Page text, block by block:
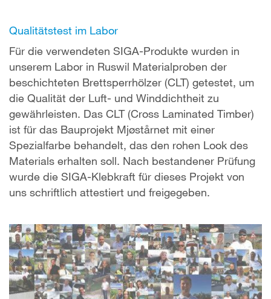
Qualitätstest im Labor
Für die verwendeten SIGA-Produkte wurden in
unserem Labor in Ruswil Materialproben der
beschichteten Brettsperrhölzer (CLT) getestet, um
die Qualität der Luft- und Winddichtheit zu
gewährleisten. Das CLT (Cross Laminated Timber)
ist für das Bauprojekt Mjøstårnet mit einer
Spezialfarbe behandelt, das den rohen Look des
Materials erhalten soll. Nach bestandener Prüfung
wurde die SIGA-Klebkraft für dieses Projekt von
uns schriftlich attestiert und freigegeben.